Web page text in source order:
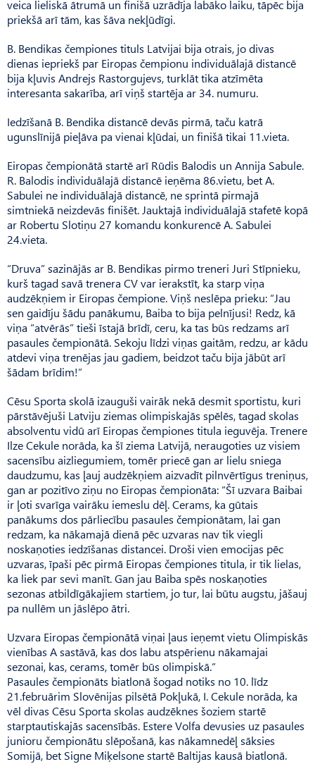
veica lieliskā ātrumā un finišā uzrādīja labāko laiku, tāpēc bija
priekšā arī tām, kas šāva nekļūdīgi.
B. Bendikas čempiones tituls Latvijai bija otrais, jo divas
dienas iepriekš par Eiropas čempi­onu individuālajā distancē
bija kļuvis Andrejs Rastorgujevs, turklāt tika atzīmēta
interesanta sakarība, arī viņš startēja ar 34. numuru.
Iedzīšanā B. Bendika distancē devās pirmā, taču katrā
ugunslīnijā pieļāva pa vienai kļūdai, un finišā tikai 11.vieta.
Eiropas čempionātā startē arī Rūdis Balodis un Annija Sabule.
R. Balodis individuālajā distancē ieņēma 86.vietu, bet A.
Sabulei ne individuālajā distancē, ne sprintā pirmajā
simtniekā neizdevās finišēt. Jauktajā individuālajā stafetē kopā
ar Robertu Slotiņu 27 komandu konkurencē A. Sabulei
24.vieta.
“Druva” sazinājās ar B. Ben­dikas pirmo treneri Juri Stīp­nieku,
kurš tagad savā trenera CV var ierakstīt, ka starp viņa
audzēkņiem ir Eiropas čempione. Viņš neslēpa prieku: “Jau
sen gaidīju šādu panākumu, Baiba to bija pelnījusi! Redz, kā
viņa “atvērās” tieši īstajā brīdī, ceru, ka tas būs redzams arī
pasaules čempi­onātā. Sekoju līdzi viņas gaitām, redzu, ar kādu
atdevi viņa trenējas jau gadiem, beidzot taču bija jābūt arī
šādam brīdim!”
Cēsu Sporta skolā izauguši vairāk nekā desmit sportistu, kuri
pārstāvējuši Latviju ziemas olimpiskajās spēlēs, tagad skolas
absolventu vidū arī Eiropas čempi­ones titula ieguvēja. Trenere
Ilze Cekule norāda, ka šī ziema Latvijā, neraugoties uz visiem
sacensību aizliegumiem, tomēr priecē gan ar lielu sniega
daudzumu, kas ļauj audzēkņiem aizvadīt pilnvērtīgus treniņus,
gan ar pozitīvo ziņu no Eiropas čempionāta: “Šī uzvara Baibai
ir ļoti svarīga vairāku iemeslu dēļ. Cerams, ka gūtais
panākums dos pārliecību pasaules čempionātam, lai gan
redzam, ka nākamajā dienā pēc uzvaras nav tik viegli
noskaņoties iedzīšanas distancei. Droši vien emocijas pēc
uzvaras, īpaši pēc pirmā Eiropas čempiones titula, ir tik lielas,
ka liek par sevi manīt. Gan jau Baiba spēs noskaņoties
sezonas atbildīgākajiem startiem, jo tur, lai būtu augstu, jāšauj
pa nullēm un jāslēpo ātri.
Uzvara Eiropas čempionātā viņai ļaus ieņemt vietu Olimpiskās
vienības A sastāvā, kas dos labu atspērienu nākamajai
sezonai, kas, cerams, tomēr būs olimpiskā.”
Pasaules čempionāts biatlonā šogad notiks no 10. līdz
21.februārim Slovēnijas pilsētā Pokļukā, I. Cekule norāda, ka
vēl divas Cēsu Sporta skolas audzēknes šoziem startē
starptautiskajās sacensībās. Estere Volfa devusies uz pasaules
junioru čempionātu slēpošanā, kas nākamnedēļ sāksies
Somijā, bet Signe Miķelsone startē Baltijas kausā biatlonā.